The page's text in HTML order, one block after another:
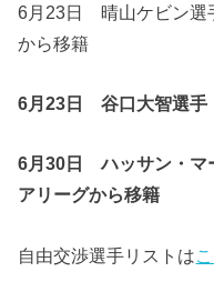
6月23日 晴山ケビン
から移籍
6月23日 谷口大智選
6月30日 ハッサン・
アリーグから移籍
自由交渉選手リストは